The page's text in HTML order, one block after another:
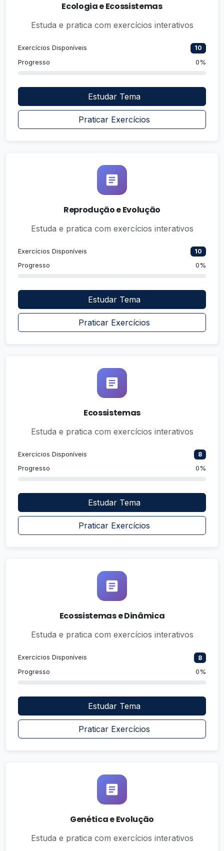
Ecologia e Ecossistemas
Estuda e pratica com exercícios interativos
Exercícios Disponíveis
10
Progresso
0%
Estudar Tema
Praticar Exercícios
Reprodução e Evolução
Estuda e pratica com exercícios interativos
Exercícios Disponíveis
10
Progresso
0%
Estudar Tema
Praticar Exercícios
Ecossistemas
Estuda e pratica com exercícios interativos
Exercícios Disponíveis
8
Progresso
0%
Estudar Tema
Praticar Exercícios
Ecossistemas e Dinâmica
Estuda e pratica com exercícios interativos
Exercícios Disponíveis
8
Progresso
0%
Estudar Tema
Praticar Exercícios
Genética e Evolução
Estuda e pratica com exercícios interativos